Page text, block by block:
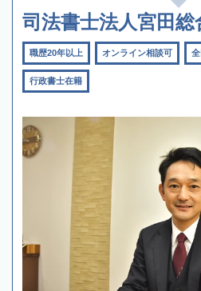
司法書士法人宮田総
職歴20年以上 オンライン相談可
行政書士在籍